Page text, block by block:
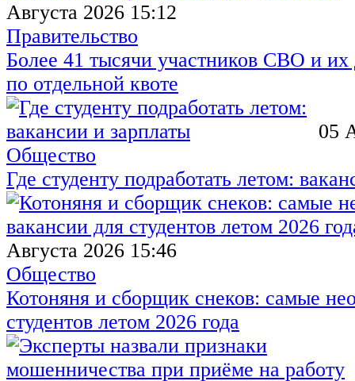
Августа 2026 15:12
Правительство
Более 41 тысячи участников СВО и их
по отдельной квоте
05
Общество
Где студенту подработать летом:
Августа 2026 15:46
Общество
Котоняня и сборщик снеков: самые
студентов летом 2026 года